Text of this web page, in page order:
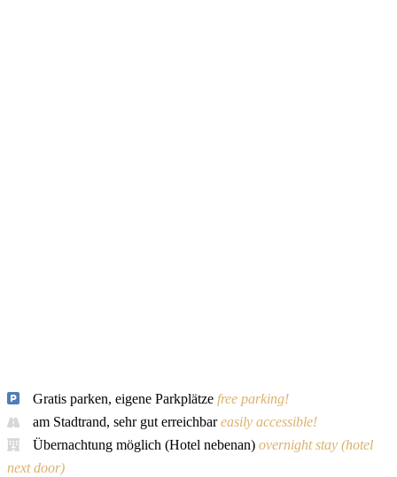
Gratis parken, eigene Parkplätze free parking!
am Stadtrand, sehr gut erreichbareasily accessible!
Übernachtung möglich (Hotel nebenan) overnight stay (hotel
next door)